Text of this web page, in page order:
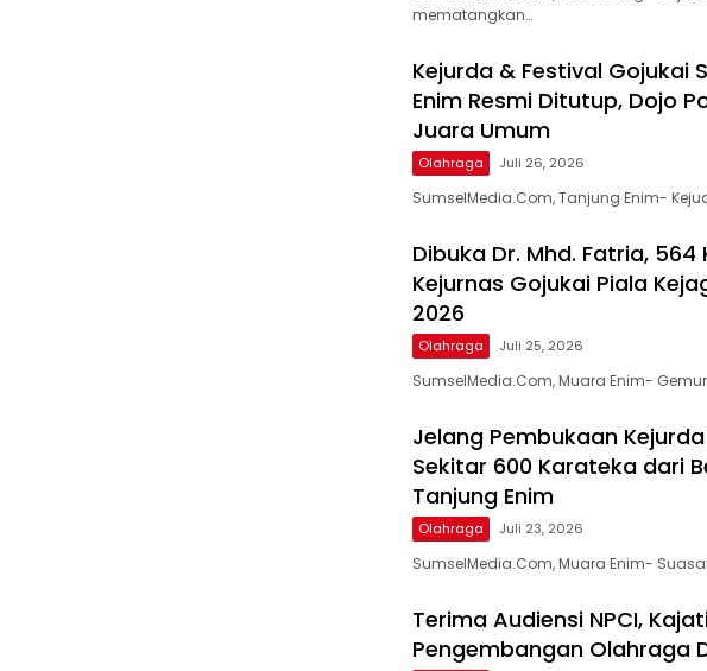
mematangkan…
Kejurda & Festival Gojukai
Enim Resmi Ditutup, Dojo
Juara Umum
Olahraga Juli 26, 2026
SumselMedia.Com, Tanjung Enim-
Dibuka Dr. Mhd. Fatria,
Kejurnas Gojukai Piala
2026
Olahraga Juli 25, 2026
SumselMedia.Com, Muara Enim-
Jelang Pembukaan
Sekitar 600 Karateka dari
Tanjung Enim
Olahraga Juli 23, 2026
SumselMedia.Com, Muara Enim-
Terima Audiensi NPCI,
Pengembangan Olahraga